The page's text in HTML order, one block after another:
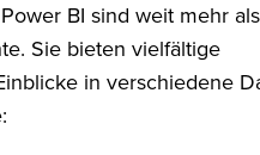
BI sind weit mehr
Sie bieten vielfältige
in verschiedene